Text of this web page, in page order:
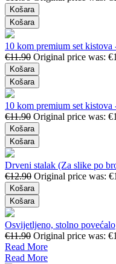
Košara
Košara
10 kom premium set
€11.90 Original price was:
Košara
Košara
10 kom premium set
€11.90 Original price was:
Košara
Košara
Drveni stalak (Za slike po
€12.90 Original price was:
Košara
Košara
Osvijetljeno, stolno povećalo
€11.90 Original price was:
Read More
Read More